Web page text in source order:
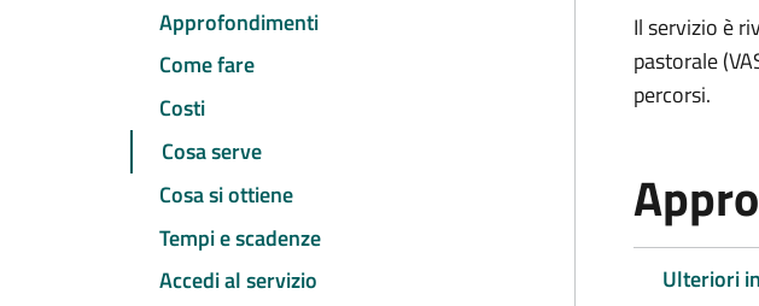
Approfondimenti
Come fare
Costi
Cosa serve
Cosa si ottiene
Tempi e scadenze
Accedi al servizio
Il servizio è
pastorale
percorsi.
Ulteriori